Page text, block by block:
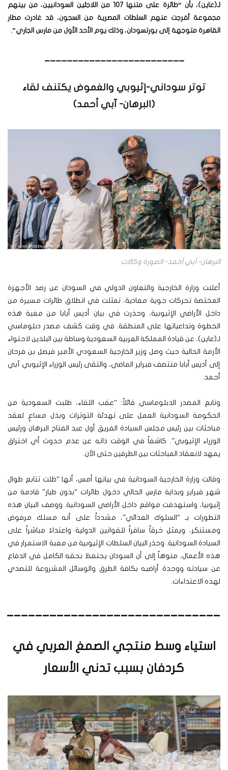
لـ(عاين)، بأن “طائرة على متنها 107 من اللاجئين السودانيين، من بينهم
مجموعة أفرجت عنهم السلطات المصرية من السجون، قد غادرت مطار
القاهرة متوجهة إلى بورتسودان، وذلك يوم الأحد الأول من مارس الجاري”.
توتر سوداني-إثيوبي والغموض يكتنف لقاء
(البرهان- آبي أحمد)
البرهان- آبي أحمد- الصورة وكالات
أعلنت وزارة الخارجية والتعاون الدولي في السودان عن رصد الأجهزة
المختصة تحركات جوية معادية، تمثلت في انطلاق طائرات مسيرة من
داخل الأراضي الإثيوبية، وحذرت في بيان أديس أبابا من مغبة هذه
الخطوة وتداعياتها على المنطقة. في وقت كشف مصدر دبلوماسي
لـ(عاين)، عن قيادة المملكة العربية السعودية وساطة بين البلدين لاحتواء
الأزمة الحالية حيث وصل وزير الخارجية السعودي الأمير فيصل بن فرحان
إلى أديس أبابا منتصف فبراير الماضي، والتقى رئيس الوزراء الإثيوبي آبي
أحمد.
وتابع المصدر الدبلوماسي قائلاً: “عقب اللقاء، طلبت السعودية من
الحكومة السودانية العمل على تهدئة التوترات وبذل مساعٍ لعقد
مباحثات بين رئيس مجلس السيادة الفريق أول عبد الفتاح البرهان ورئيس
الوزراء الإثيوبي”. كاشفاً في الوقت ذاته عن عدم حدوث أي اختراق
يمهد لانعقاد المباحثات بين الطرفين حتى الآن.
وقالت وزارة الخارجية السودانية في بيانها أمس، أنها “ظلت تتابع طوال
شهر فبراير وبداية مارس الحالي دخول طائرات “بدون طيار” قادمة من
إثيوبيا، واستهدفت مواقع داخل الأراضي السودانية. ووصف البيان هذه
التطورات بـ “السلوك العدائي”، مشدداً على أنه مسلك مرفوض
ومستنكر، ويمثل خرقاً سافراً للقوانين الدولية واعتداءً مباشراً على
السيادة السودانية. وحذر البيان السلطات الإثيوبية من مغبة الاستمرار في
هذه الأعمال، منوهاً إلى أن السودان يحتفظ بحقه الكامل في الدفاع
عن سيادته ووحدة أراضيه بكافة الطرق والوسائل المشروعة للتصدي
لهذه الاعتداءات.
استياء وسط منتجي الصمغ العربي في
كردفان بسبب تدني الأسعار